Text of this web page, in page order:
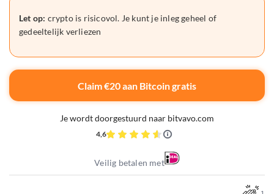
Let op: crypto is risicovol. Je kunt je inleg geheel of
gedeeltelijk verliezen
Claim €20 aan Bitcoin gratis
Je wordt doorgestuurd naar bitvavo.com
4,6
Veilig betalen met